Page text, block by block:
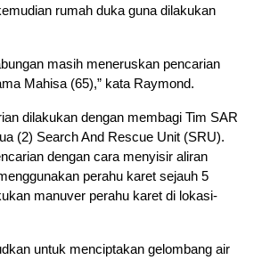
rumah duka guna dilakukan
masih meneruskan pencarian
Mahisa (65),” kata Raymond.
dilakukan dengan membagi Tim SAR
(2) Search And Rescue Unit (SRU).
dengan cara menyisir aliran
perahu karet sejauh 5
manuver perahu karet di lokasi-
untuk menciptakan gelombang air